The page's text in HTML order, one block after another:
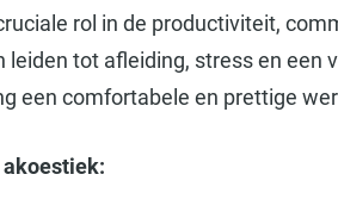
rol in de productiviteit,
tot afleiding, stress en een
een comfortabele en prettige